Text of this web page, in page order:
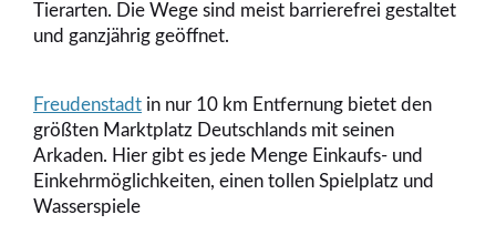
Tierarten. Die Wege sind meist barrierefrei gestaltet
und ganzjährig geöffnet.
Freudenstadt in nur 10 km Entfernung bietet den
größten Marktplatz Deutschlands mit seinen
Arkaden. Hier gibt es jede Menge Einkaufs- und
Einkehrmöglichkeiten, einen tollen Spielplatz und
Wasserspiele